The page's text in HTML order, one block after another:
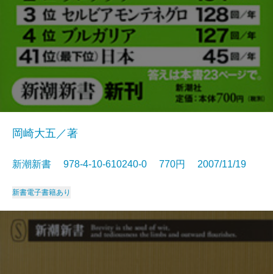
岡崎大五／著
新潮新書 978-4-10-610240-0 770円 2007/11/19
新書電子書籍あり